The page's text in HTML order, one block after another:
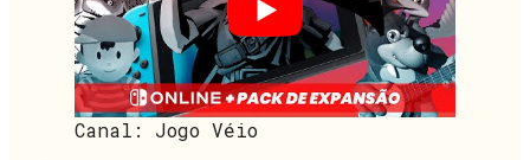
Canal: Jogo Véio